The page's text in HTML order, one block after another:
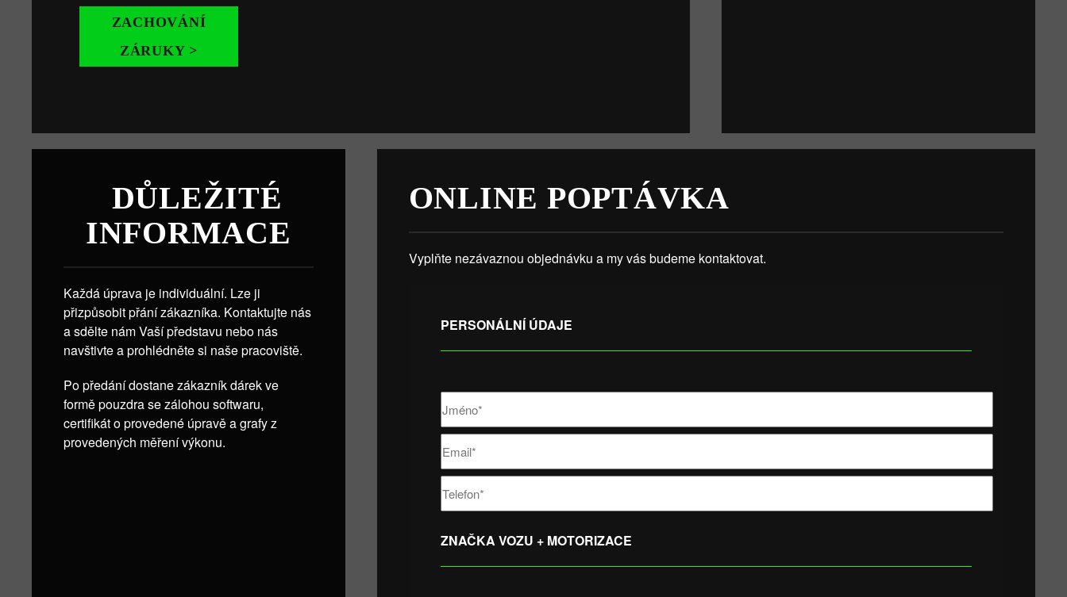
ZACHOVÁNÍ
ZÁRUKY >
DŮLEŽITÉ
INFORMACE
Každá úprava je individuální. Lze ji
přizpůsobit přání zákazníka. Kontaktujte nás
a sdělte nám Vaší představu nebo nás
navštivte a prohlédněte si naše pracoviště.
Po předání dostane zákazník dárek ve
formě pouzdra se zálohou softwaru,
certifikát o provedené úpravě a grafy z
provedených měření výkonu.
ONLINE POPTÁVKA
Vyplňte nezávaznou objednávku a my vás budeme kontaktovat.
PERSONÁLNÍ ÚDAJE
ZNAČKA VOZU + MOTORIZACE